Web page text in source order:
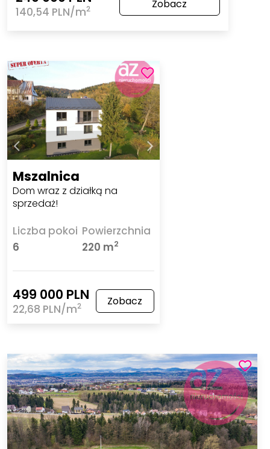
140,54 PLN/m2 Zobacz
Mszalnica
Dom wraz z działką na
sprzedaż!
Liczba pokoi
6
Powierzchnia
220 m2
499 000 PLN
22,68 PLN/m2 Zobacz